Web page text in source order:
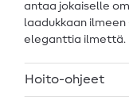
antaa jokaiselle
laadukkaan
eleganttia ilmettä.
Hoito-ohjeet